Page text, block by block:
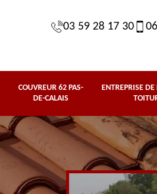
03 59 28 17 30
COUVREUR 62 PAS-
DE-CALAIS
ENTREPRISE